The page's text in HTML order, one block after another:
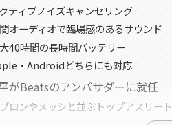
ティブノイズキャンセリング
オーディオで臨場感のあるサウンド
40時間の長時間バッテリー
・Androidどちらにも対応
がBeatsのアンバサダーに就任
ロンやメッシと並ぶトップアスリート